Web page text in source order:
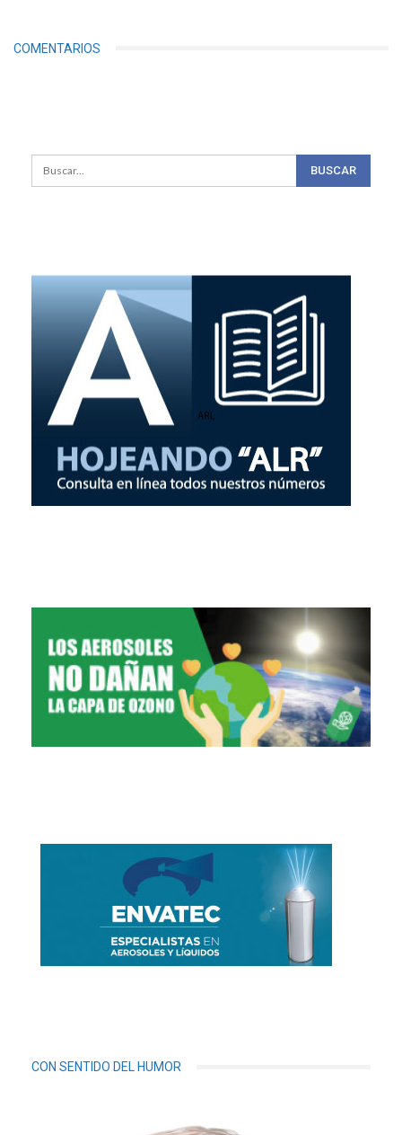
COMENTARIOS
CON SENTIDO DEL HUMOR